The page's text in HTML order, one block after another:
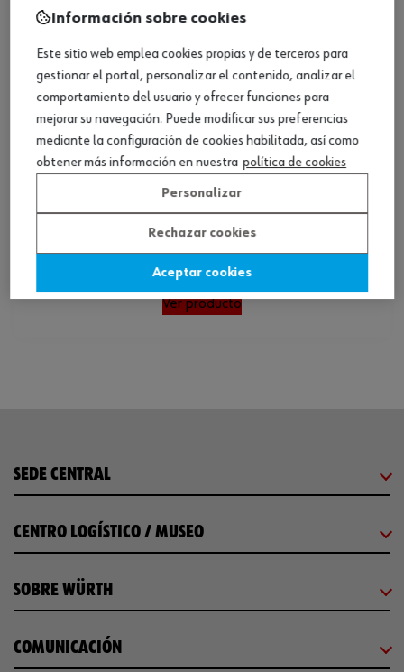
Ver producto
SEDE CENTRAL
CENTRO LOGÍSTICO / MUSEO
SOBRE WÜRTH
COMUNICACIÓN
Información sobre cookies
Este sitio web emplea cookies propias y de terceros para
gestionar el portal, personalizar el contenido, analizar el
comportamiento del usuario y ofrecer funciones para
mejorar su navegación. Puede modificar sus preferencias
mediante la configuración de cookies habilitada, así como
obtener más información en nuestra política de cookies
Personalizar
Rechazar cookies
Aceptar cookies